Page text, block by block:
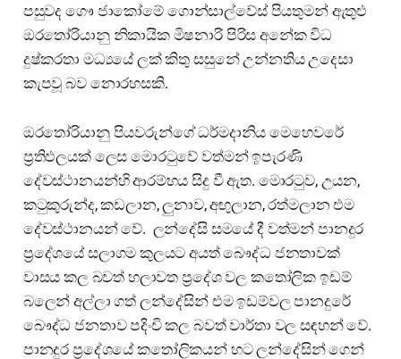
පසුවද ගෞ ජාකෝමේ ගොන්සාල්වේස් පියතුමන් ඇතුළු
ඔරතෝරියානු නිකායික මිෂනාරි පිරිස අනේක විධ
දුෂ්කරතා මධ්‍යයේ ලක් කිතු සසුනේ උන්නතිය උදෙසා
කැපවූ බව නොරහසකි.
ඔරතෝරියානු පියවරුන්ගේ ධර්මදානිය මෙහෙවරේ
ප්‍රතිඵලයක් ලෙස මොරටුවේ වත්මන් ඉපැරණි
දේවස්ථානයන්හි ආරම්භය සිදු වී ඇත. මොරටුව, උයන,
කටුකුරුන්ද, කඩලාන, ලුනාව, අඟුලාන, රත්මලාන එම
දේවස්ථානයන් වේ. ලන්දේසි සමයේ දී වත්මන් පානදුර
ප්‍රදේශයේ සලාගම කුලයට අයත් බෞද්ධ ජනතාවක්
වාසය කල බවත් හලාවත ප්‍රදේශ වල කතෝලික ඉඩම්
බලෙන් අල්ලා ගත් ලන්දේසින් එම ඉඩම්වල පානදුරේ
බෞද්ධ ජනතාව පදිංචි කල බවත් වාර්තා වල සඳහන් වේ.
පානදුර ප්‍රදේශයේ කතෝලිකයන් හට ලන්දේසින් ගෙන්